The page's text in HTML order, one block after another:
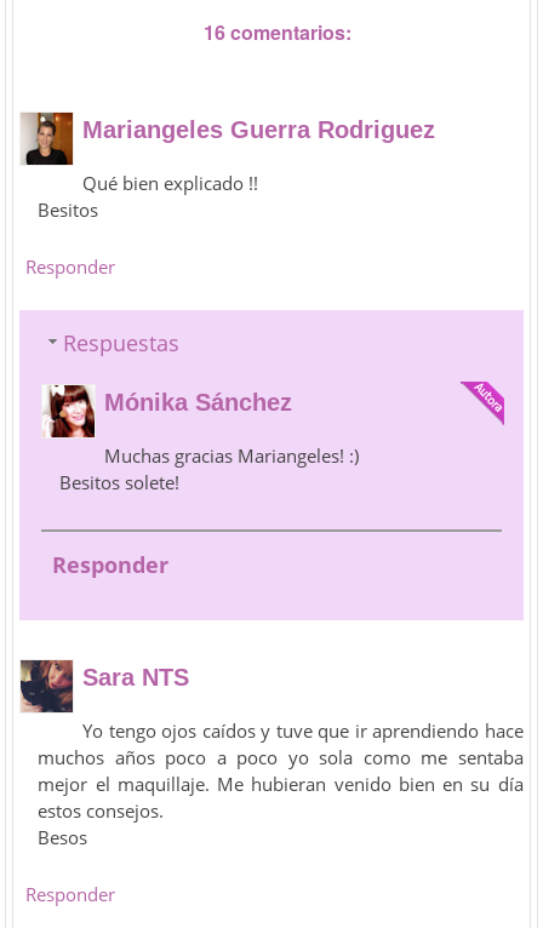
16 comentarios:
Mariangeles Guerra Rodriguez
Qué bien explicado !!
Besitos
Responder
Respuestas
Mónika Sánchez
Muchas gracias Mariangeles! :)
Besitos solete!
Responder
Sara NTS
Yo tengo ojos caídos y tuve que ir aprendiendo hace
muchos años poco a poco yo sola como me sentaba
mejor el maquillaje. Me hubieran venido bien en su día
estos consejos.
Besos
Responder